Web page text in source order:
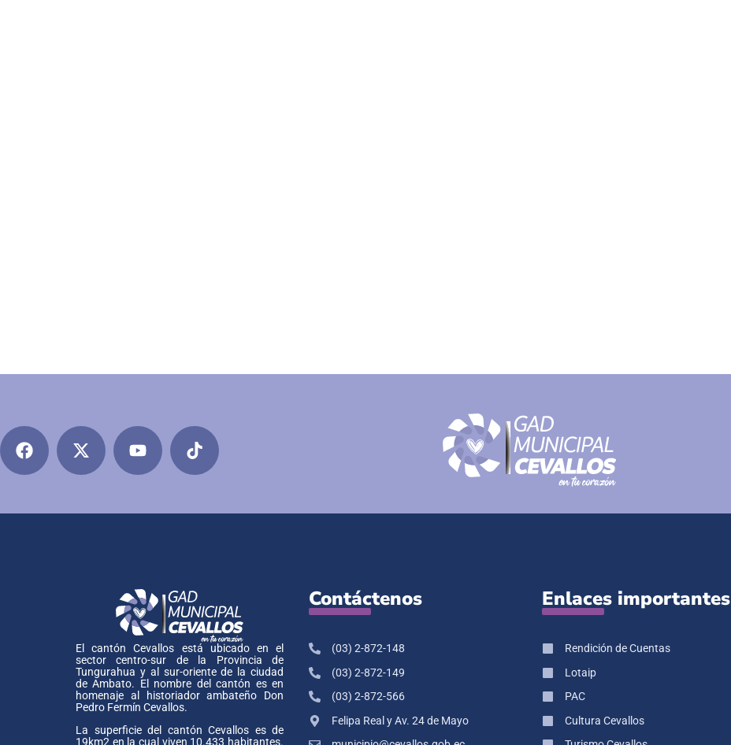
El cantón Cevallos está ubicado en el
sector centro-sur de la Provincia de
Tungurahua y al sur-oriente de la ciudad
de Ambato. El nombre del cantón es en
homenaje al historiador ambateño Don
Pedro Fermín Cevallos.
La superficie del cantón Cevallos es de
Contáctenos
(03) 2-872-148
(03) 2-872-149
(03) 2-872-566
Felipa Real y Av. 24 de Mayo
Enlaces importantes
Rendición de Cuentas
Lotaip
PAC
Cultura Cevallos